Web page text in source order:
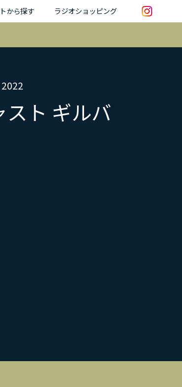
から探す ラジオショッピング
ト ギルバ